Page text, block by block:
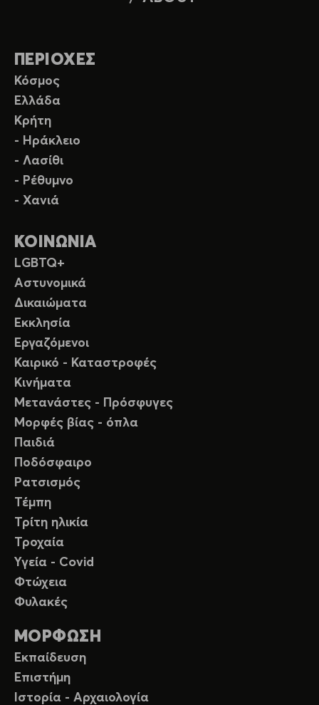
ΠΕΡΙΟΧΕΣ
Κόσμος
Ελλάδα
Κρήτη
- Ηράκλειο
- Λασίθι
- Ρέθυμνο
- Χανιά
ΚΟΙΝΩΝΙΑ
LGBTQ+
Αστυνομικά
Δικαιώματα
Εκκλησία
Εργαζόμενοι
Καιρικό - Καταστροφές
Κινήματα
Μετανάστες - Πρόσφυγες
Μορφές βίας - όπλα
Παιδιά
Ποδόσφαιρο
Ρατσισμός
Τέμπη
Τρίτη ηλικία
Τροχαία
Υγεία - Covid
Φτώχεια
Φυλακές
ΜΟΡΦΩΣΗ
Εκπαίδευση
Επιστήμη
Ιστορία - Αρχαιολογία